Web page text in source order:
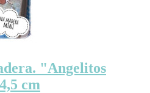
"Angelitos
cm